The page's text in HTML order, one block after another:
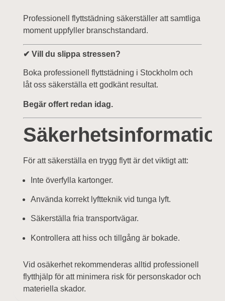
Professionell flyttstädning säkerställer att samtliga
moment uppfyller branschstandard.
✔ Vill du slippa stressen?
Boka professionell flyttstädning i Stockholm och
låt oss säkerställa ett godkänt resultat.
Begär offert redan idag.
För att säkerställa en trygg flytt är det viktigt att:
Inte överfylla kartonger.
Använda korrekt lyftteknik vid tunga lyft.
Säkerställa fria transportvägar.
Kontrollera att hiss och tillgång är bokade.
Vid osäkerhet rekommenderas alltid professionell
flytthjälp för att minimera risk för personskador och
materiella skador.